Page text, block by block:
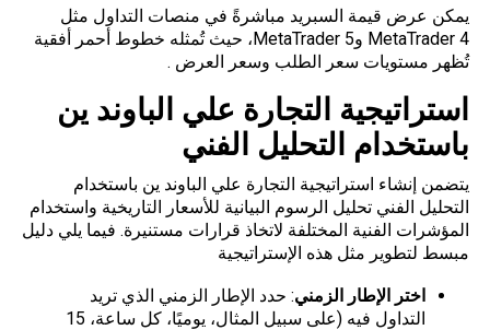
يمكن عرض قيمة السبريد مباشرةً في منصات التداول مثل
MetaTrader 4
وMetaTrader 5، حيث تُمثله خطوط أحمر أفقية
تُظهر مستويات سعر الطلب وسعر العرض .
استراتيجية التجارة علي الباوند ين
باستخدام التحليل الفني
يتضمن إنشاء استراتيجية التجارة علي الباوند ين باستخدام
التحليل الفني تحليل الرسوم البيانية للأسعار التاريخية واستخدام
المؤشرات الفنية المختلفة لاتخاذ قرارات مستنيرة. فيما يلي دليل
مبسط لتطوير مثل هذه الإستراتيجية
اختر الإطار الزمني: حدد الإطار الزمني الذي تريد
التداول فيه (على سبيل المثال، يوميًا، كل ساعة، 15